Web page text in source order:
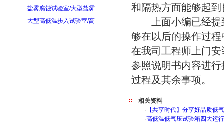
盐雾腐蚀试验室/大型盐雾
大型高低温步入试验室/高
和隔热方面能够起
上面小编已经提
够在以后的操作过
在我司工程师上门
参照说明书内容进
过程及其余事项。
相关资料
· 【共享时代】分享好品质低
·高低温低气压试验箱四大运